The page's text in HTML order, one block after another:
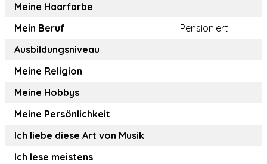
Meine Haarfarbe
Mein Beruf
Pensioniert
Ausbildungsniveau
Meine Religion
Meine Hobbys
Meine Persönlichkeit
Ich liebe diese Art von Musik
Ich lese meistens